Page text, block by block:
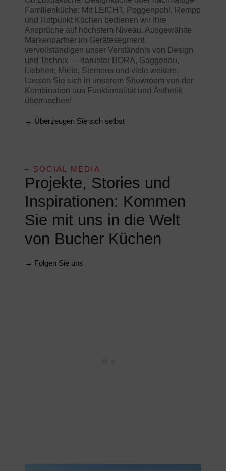
Familienküche: Mit LEICHT, Poggenpohl, Rempp
und Rotpunkt Küchen bedienen wir Ihre
Ansprüche auf höchstem Niveau. Ausgewählte
Markenpartner im Gerätesegment
vervollständigen unser Verständnis von Design
und Technik — darunter BORA, Gaggenau,
Liebherr, Miele, Siemens und viele weitere.
Lassen Sie sich in unserem Showroom von der
Kombination aus Funktionalität und Ästhetik
überraschen!
→ Überzeugen Sie sich selbst
– SOCIAL MEDIA
Projekte, Stories und
Inspirationen: Kommen
Sie mit uns in die Welt
von Bucher Küchen
→ Folgen Sie uns